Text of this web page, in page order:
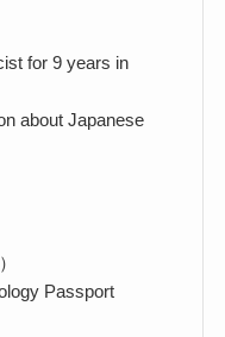
for 9 years in
about Japanese
Passport